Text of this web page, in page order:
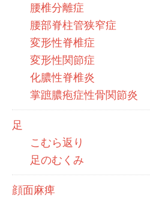
腰椎分離症
腰部脊柱管狭窄症
変形性脊椎症
変形性関節症
化膿性脊椎炎
掌蹠膿疱症性骨関節炎
足
こむら返り
足のむくみ
顔面麻痺